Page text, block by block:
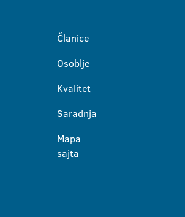
Članice
Osoblje
Kvalitet
Saradnja
Mapa
sajta